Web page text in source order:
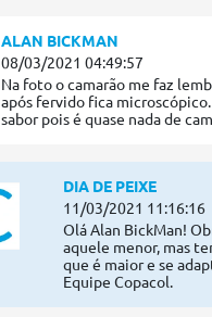
ALAN BICKMAN
08/03/2021 04:49:57
Na foto o camarão me faz
após fervido fica
sabor pois é quase nada de
DIA DE PEIXE
11/03/2021 11:16:16
Olá Alan BickMan!
aquele menor, mas
que é maior e se
Equipe Copacol.